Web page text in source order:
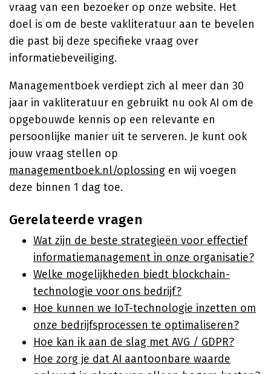
vraag van een bezoeker op onze website. Het
doel is om de beste vakliteratuur aan te bevelen
die past bij deze specifieke vraag over
informatiebeveiliging.
Managementboek verdiept zich al meer dan 30
jaar in vakliteratuur en gebruikt nu ook AI om de
opgebouwde kennis op een relevante en
persoonlijke manier uit te serveren. Je kunt ook
jouw vraag stellen op
managementboek.nl/oplossing en wij voegen
deze binnen 1 dag toe.
Gerelateerde vragen
Wat zijn de beste strategieën voor effectief
informatiemanagement in onze organisatie?
Welke mogelijkheden biedt blockchain-
technologie voor ons bedrijf?
Hoe kunnen we IoT-technologie inzetten om
onze bedrijfsprocessen te optimaliseren?
Hoe kan ik aan de slag met AVG / GDPR?
Hoe zorg je dat AI aantoonbare waarde